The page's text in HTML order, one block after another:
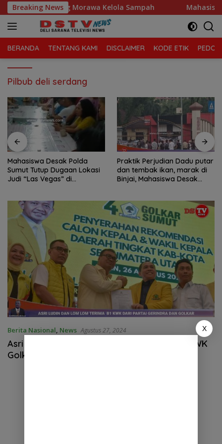
Langsung
ke
konten
Breaking News
Tanjung Morawa Kelola Sampah Mahasiswa
BERANDA TENTANG KAMI DISCLAIMER KODE ETIK
Pilbub deli serdang
Mahasiswa Desak Polda
Sumut Tutup Dugaan Lokasi
Judi “Las Vegas” di
Praktik Perjudian Dadu putar
dan tembak ikan, marak di
Binjai, Mahasiswa Desak
Berita Nasional, News Agustus 27, 2024
Asri Ludin Tambunan – Lom Lom Terima B1 KWK
Golkar Dan Gerindra
X